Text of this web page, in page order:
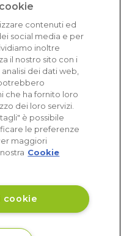
contenuti ed
social media e per
inoltre
il nostro sito con i
dei dati web,
che ha fornito loro
dei loro servizi.
è possibile
le preferenze
maggiori
Cookie